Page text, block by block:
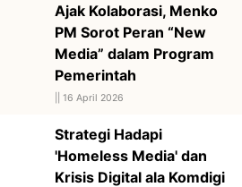
Ajak Kolaborasi, Menko
PM Sorot Peran “New
Media” dalam Program
Pemerintah
16 April 2026
Strategi Hadapi
'Homeless Media' dan
Krisis Digital ala Komdigi